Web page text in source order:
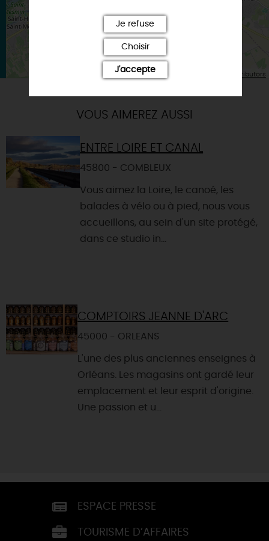
Leaflet | Map data © OpenStreetMap contributors
VOUS AIMEREZ AUSSI
ENTRE LOIRE ET CANAL
45800 - COMBLEUX
Vous aimez la Loire, le canoé, les
balades à vélo ou à pied, nous vous
accueillons, au sein d'un site protégé,
dans ce studio in...
COMPTOIRS JEANNE D'ARC
45000 - ORLEANS
L'une des plus anciennes enseignes à
Orléans. Les magasins ont gardé leur
emplacement et leur esprit d'origine.
Une passion et u...
ESPACE PRESSE
TOURISME D’AFFAIRES
Je refuse
Choisir
J'accepte